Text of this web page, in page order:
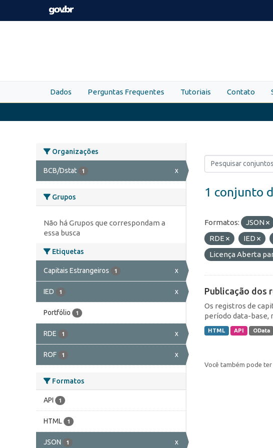
Skip to main content
Dados Perguntas Frequentes Tutoriais Contato
Organizações
BCB/Dstat 1 x
Grupos
Não há Grupos que correspondam a
essa busca
Etiquetas
Capitais Estrangeiros 1 x
IED 1 x
Portfólio 1
RDE 1 x
ROF 1 x
Formatos
API 1
HTML 1
JSON 1 x
1 conjunto
Formatos: JSON
RDE
IED
Licença Aberta
Publicação dos
Os registros de
período data-base,
HTML API OData
Você também pode ter